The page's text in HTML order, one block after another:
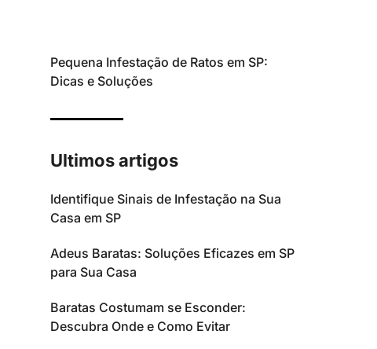
Pequena Infestação de Ratos em SP:
Dicas e Soluções
Ultimos artigos
Identifique Sinais de Infestação na Sua
Casa em SP
Adeus Baratas: Soluções Eficazes em SP
para Sua Casa
Baratas Costumam se Esconder:
Descubra Onde e Como Evitar